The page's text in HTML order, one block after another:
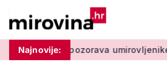
Najnovije:
Policija upozorava umirovljenike: